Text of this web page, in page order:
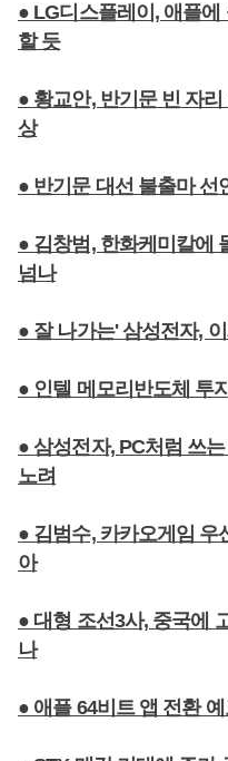
● LG디스플레이, 애플에
할 듯
● 황교안, 반기문 빈 자
상
● 반기문 대선 불출마 선
● 김창범, 한화케미칼에
넘나
● 잘 나가는' 삼성전자,
● 인텔 메모리반도체 투
● 삼성전자, PC처럼 쓰
노려
● 김범수, 카카오게임 우
아
● 대형 조선3사, 중국에
나
● 애플 64비트 앱 전환